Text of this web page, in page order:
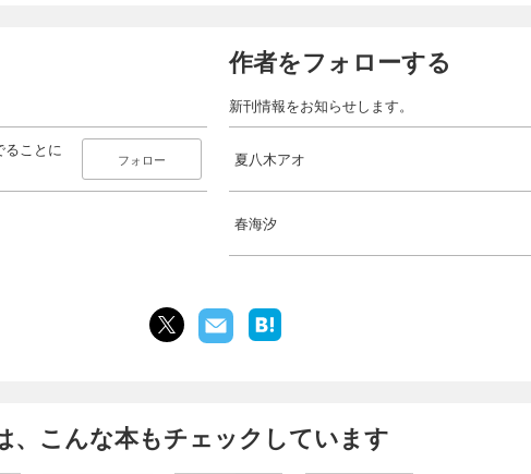
ることに
フォロー
作者をフォローする
新刊情報をお知らせします。
夏八木アオ
春海汐
、こんな本もチェックしています